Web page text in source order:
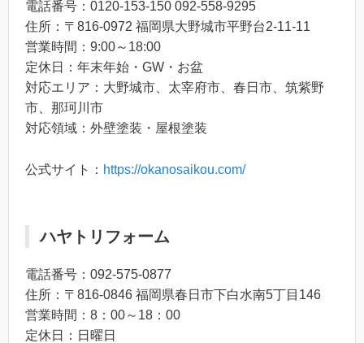
電話番号：0120-153-150 092-558-9295
住所：〒816-0972 福岡県大野城市平野台2-11-11
営業時間：9:00～18:00
定休日：年末年始・GW・お盆
対応エリア：大野城市、太宰府市、春日市、筑紫野
市、那珂川市
対応領域：外壁塗装・屋根塗装
公式サイト： https://okanosaikou.com/
ハヤトリフォーム
電話番号：092-575-0877
住所：〒816-0846 福岡県春日市下白水南5丁目146
営業時間：8：00～18：00
定休日：日曜日